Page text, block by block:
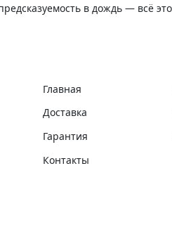
в дождь — всё
Главная
Доставка
Гарантия
Контакты